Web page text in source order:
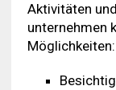
Aktivitäten
unternehmen
Möglichkeiten: